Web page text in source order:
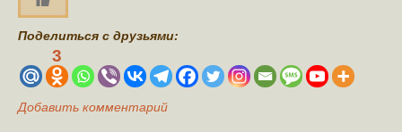
Поделиться с друзьями:
3
Добавить комментарий